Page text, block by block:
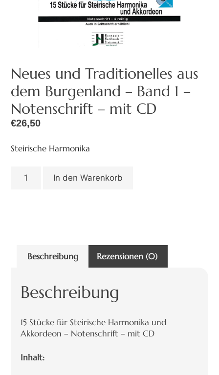
Neues und Traditionelles aus
dem Burgenland – Band 1 –
Notenschrift – mit CD
€26,50
Steirische Harmonika
In den Warenkorb
Beschreibung Rezensionen (0)
Beschreibung
15 Stücke für Steirische Harmonika und
Akkordeon – Notenschrift – mit CD
Inhalt: